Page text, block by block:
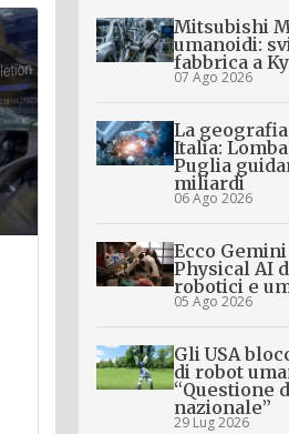
Mitsubishi
umanoidi:
fabbrica a
07 Ago 2026
La
Italia:
Puglia
miliardi
06 Ago 2026
Ecco
Physical AI
robotici e
05 Ago 2026
Gli USA
di robot
“Questione
nazionale”
29 Lug 2026